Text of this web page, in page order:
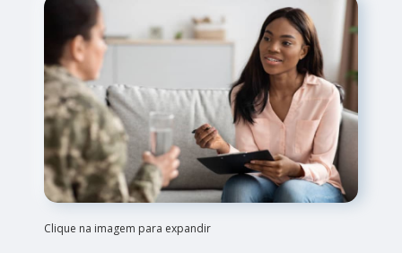
Clique na imagem para expandir